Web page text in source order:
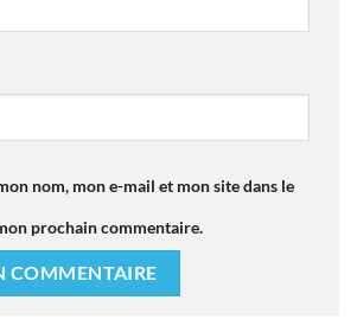
nom, mon e-mail et mon site dans le
prochain commentaire.